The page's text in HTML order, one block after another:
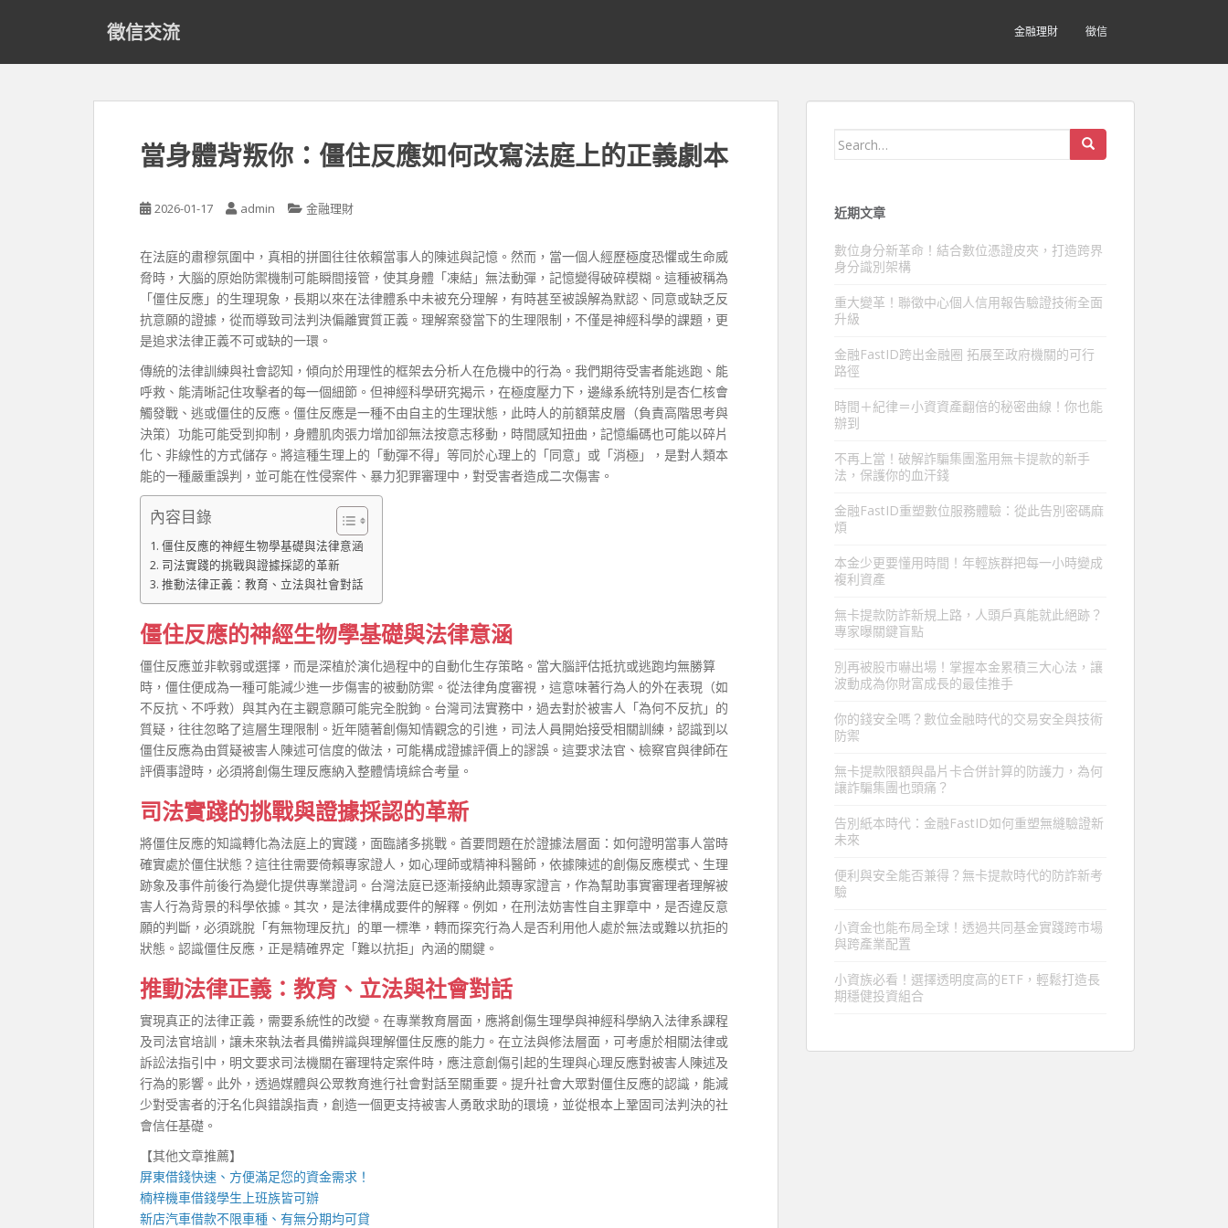
徵信交流 金融理財 徵信
當身體背叛你：僵住反應如何改寫法庭上的正義劇本
2026-01-17 admin 金融理財
在法庭的肅穆氛圍中，真相的拼圖往往依賴當事人的陳述與記憶。然而，當一個人經歷極度恐懼或生命威
脅時，大腦的原始防禦機制可能瞬間接管，使其身體「凍結」無法動彈，記憶變得破碎模糊。這種被稱為
「僵住反應」的生理現象，長期以來在法律體系中未被充分理解，有時甚至被誤解為默認、同意或缺乏反
抗意願的證據，從而導致司法判決偏離實質正義。理解案發當下的生理限制，不僅是神經科學的課題，更
是追求法律正義不可或缺的一環。
傳統的法律訓練與社會認知，傾向於用理性的框架去分析人在危機中的行為。我們期待受害者能逃跑、能
呼救、能清晰記住攻擊者的每一個細節。但神經科學研究揭示，在極度壓力下，邊緣系統特別是杏仁核會
觸發戰、逃或僵住的反應。僵住反應是一種不由自主的生理狀態，此時人的前額葉皮層（負責高階思考與
決策）功能可能受到抑制，身體肌肉張力增加卻無法按意志移動，時間感知扭曲，記憶編碼也可能以碎片
化、非線性的方式儲存。將這種生理上的「動彈不得」等同於心理上的「同意」或「消極」，是對人類本
能的一種嚴重誤判，並可能在性侵案件、暴力犯罪審理中，對受害者造成二次傷害。
內容目錄
僵住反應的神經生物學基礎與法律意涵
司法實踐的挑戰與證據採認的革新
推動法律正義：教育、立法與社會對話
僵住反應的神經生物學基礎與法律意涵
僵住反應並非軟弱或選擇，而是深植於演化過程中的自動化生存策略。當大腦評估抵抗或逃跑均無勝算
時，僵住便成為一種可能減少進一步傷害的被動防禦。從法律角度審視，這意味著行為人的外在表現（如
不反抗、不呼救）與其內在主觀意願可能完全脫鉤。台灣司法實務中，過去對於被害人「為何不反抗」的
質疑，往往忽略了這層生理限制。近年隨著創傷知情觀念的引進，司法人員開始接受相關訓練，認識到以
僵住反應為由質疑被害人陳述可信度的做法，可能構成證據評價上的謬誤。這要求法官、檢察官與律師在
評價事證時，必須將創傷生理反應納入整體情境綜合考量。
司法實踐的挑戰與證據採認的革新
將僵住反應的知識轉化為法庭上的實踐，面臨諸多挑戰。首要問題在於證據法層面：如何證明當事人當時
確實處於僵住狀態？這往往需要倚賴專家證人，如心理師或精神科醫師，依據陳述的創傷反應模式、生理
跡象及事件前後行為變化提供專業證詞。台灣法庭已逐漸接納此類專家證言，作為幫助事實審理者理解被
害人行為背景的科學依據。其次，是法律構成要件的解釋。例如，在刑法妨害性自主罪章中，是否違反意
願的判斷，必須跳脫「有無物理反抗」的單一標準，轉而探究行為人是否利用他人處於無法或難以抗拒的
狀態。認識僵住反應，正是精確界定「難以抗拒」內涵的關鍵。
推動法律正義：教育、立法與社會對話
實現真正的法律正義，需要系統性的改變。在專業教育層面，應將創傷生理學與神經科學納入法律系課程
及司法官培訓，讓未來執法者具備辨識與理解僵住反應的能力。在立法與修法層面，可考慮於相關法律或
訴訟法指引中，明文要求司法機關在審理特定案件時，應注意創傷引起的生理與心理反應對被害人陳述及
行為的影響。此外，透過媒體與公眾教育進行社會對話至關重要。提升社會大眾對僵住反應的認識，能減
少對受害者的汙名化與錯誤指責，創造一個更支持被害人勇敢求助的環境，並從根本上鞏固司法判決的社
會信任基礎。
【其他文章推薦】
屏東借錢快速、方便滿足您的資金需求！
楠梓機車借錢學生上班族皆可辦
新店汽車借款不限車種、有無分期均可貸
Search
近期文章
數位身分新革命！結合數位憑證皮夾，打造跨界
身分識別架構
重大變革！聯徵中心個人信用報告驗證技術全面
升級
金融FastID跨出金融圈 拓展至政府機關的可行
路徑
時間＋紀律＝小資資產翻倍的秘密曲線！你也能
辦到
不再上當！破解詐騙集團濫用無卡提款的新手
法，保護你的血汗錢
金融FastID重塑數位服務體驗：從此告別密碼麻
煩
本金少更要懂用時間！年輕族群把每一小時變成
複利資產
無卡提款防詐新規上路，人頭戶真能就此絕跡？
專家曝關鍵盲點
別再被股市嚇出場！掌握本金累積三大心法，讓
波動成為你財富成長的最佳推手
你的錢安全嗎？數位金融時代的交易安全與技術
防禦
無卡提款限額與晶片卡合併計算的防護力，為何
讓詐騙集團也頭痛？
告別紙本時代：金融FastID如何重塑無縫驗證新
未來
便利與安全能否兼得？無卡提款時代的防詐新考
驗
小資金也能布局全球！透過共同基金實踐跨市場
與跨產業配置
小資族必看！選擇透明度高的ETF，輕鬆打造長
期穩健投資組合